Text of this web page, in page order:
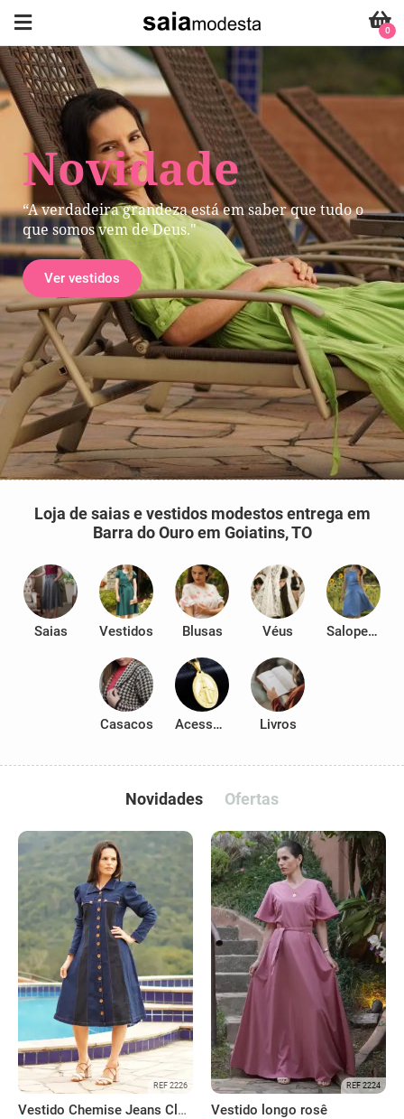
Novidade
“A verdadeira grandeza está em saber que tudo o
que somos vem de Deus."
Ver vestidos
0
Loja de saias e vestidos modestos entrega em
Barra do Ouro em Goiatins, TO
Saias Vestidos Blusas Véus Salopetes
Casacos Acessórios Livros
Novidades Ofertas
REF 2226
Vestido Chemise Jeans Clássica Serena
REF 2224
Vestido longo rosê